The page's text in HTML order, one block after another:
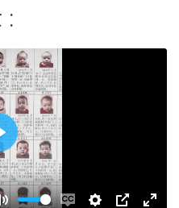
: